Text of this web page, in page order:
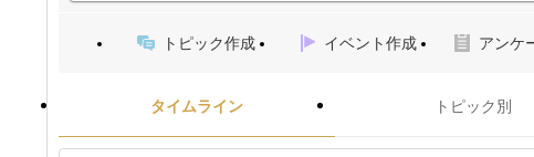
トピック作成 イベント作成 アンケ
タイムライン トピック別